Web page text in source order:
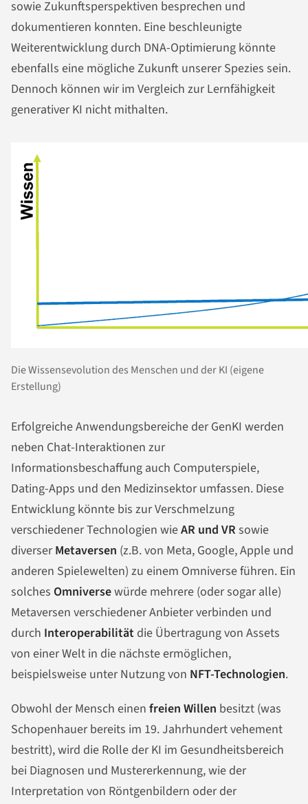
sowie Zukunftsperspektiven besprechen und
dokumentieren konnten. Eine beschleunigte
Weiterentwicklung durch DNA-Optimierung könnte
ebenfalls eine mögliche Zukunft unserer Spezies sein.
Dennoch können wir im Vergleich zur Lernfähigkeit
generativer KI nicht mithalten.
Die Wissensevolution des Menschen und der KI (eigene
Erstellung)
Erfolgreiche Anwendungsbereiche der GenKI werden
neben Chat-Interaktionen zur
Informationsbeschaffung auch Computerspiele,
Dating-Apps und den Medizinsektor umfassen. Diese
Entwicklung könnte bis zur Verschmelzung
verschiedener Technologien wieAR und VR sowie
diverserMetaversen (z.B. von Meta, Google, Apple und
anderen Spielewelten) zu einem Omniverse führen. Ein
solches Omniversewürde mehrere (oder sogar alle)
Metaversen verschiedener Anbieter verbinden und
durch Interoperabilität die Übertragung von Assets
von einer Welt in die nächste ermöglichen,
beispielsweise unter Nutzung von NFT-Technologien.
Obwohl der Mensch einen freien Willen besitzt (was
Schopenhauer bereits im 19. Jahrhundert vehement
bestritt), wird die Rolle der KI im Gesundheitsbereich
bei Diagnosen und Mustererkennung, wie der
Interpretation von Röntgenbildern oder der